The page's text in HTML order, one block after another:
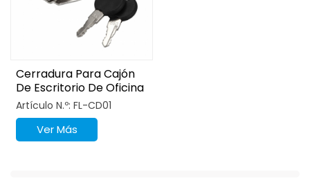
Cerradura Para Cajón
De Escritorio De Oficina
De Aleación De Zinc
Con Forma De
Diamante Para Muebles
Artículo N.º: FL-CD01
Ver Más